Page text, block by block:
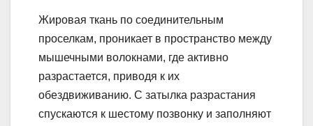
Жировая ткань по соединительным
проселкам, проникает в пространство между
мышечными волокнами, где активно
разрастается, приводя к их
обездвиживанию. С затылка разрастания
спускаются к шестому позвонку и заполняют